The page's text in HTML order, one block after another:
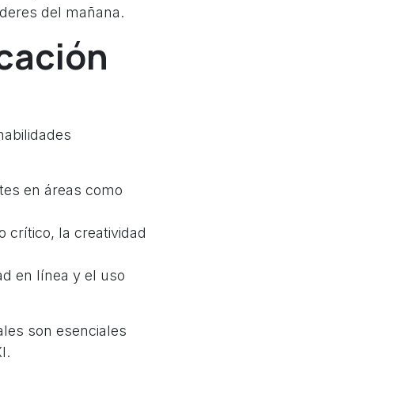
del mañana.
en áreas como
crítico, la creatividad
en línea y el uso
son esenciales